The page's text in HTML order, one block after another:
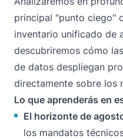
principal "punto ciego"
inventario unificado de
descubriremos cómo
de datos despliegan
directamente sobre los
Lo que aprenderás en
El horizonte de
los mandatos